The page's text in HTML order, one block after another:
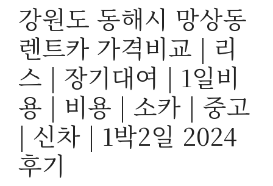
강원도 동해시 망상동
렌트카 가격비교 | 리
스 | 장기대여 | 1일비
용 | 비용 | 소카 | 중고
| 신차 | 1박2일 2024
후기